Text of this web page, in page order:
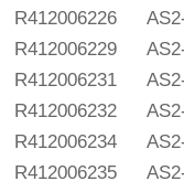
R412006226
R412006229
R412006231
R412006232
R412006234
R412006235